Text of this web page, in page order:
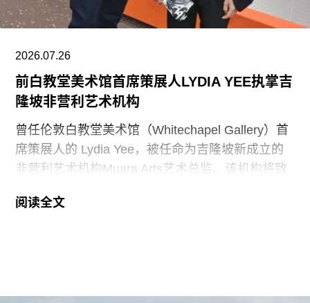
该行政令还指责博物馆在美国建国250周年之际未
部长“在由国家公园管理局维护的人行道、步道及其
他公共场所设置临时展览或标识，以纠正博物馆内
呈现的不准确信息”。
史密森尼学会尚未就行政令发表公开评论。上周，
哈蒂格出席了一场国会听证会，期间
2026.07.26
前白教堂美术馆首席策展人LYDIA YEE执掌吉
隆坡非营利艺术机构
曾任伦敦白教堂美术馆（Whitechapel Gallery）首
席策展人的 Lydia Yee，被任命为吉隆坡新成立的
非营利艺术机构Muara Arts艺术总监。该机构将致
正式开幕。与美术馆配套建设的一座表演艺术剧场
生河（Klang River）交汇处。美术馆将利用经过改
阅读全文